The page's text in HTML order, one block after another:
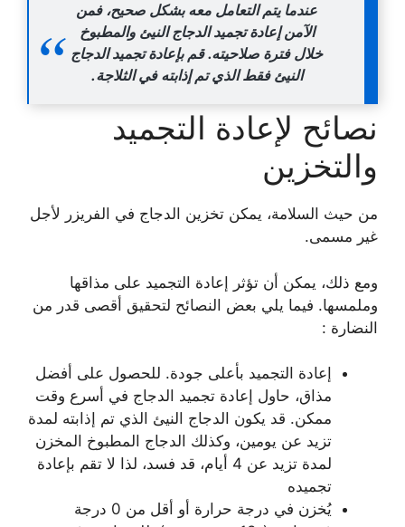
عندما يتم التعامل معه بشكل صحيح، فمن
الآمن إعادة تجميد الدجاج النيئ والمطبوخ
خلال فترة صلاحيته. قم بإعادة تجميد الدجاج
النيئ فقط الذي تم إذابته في الثلاجة.
نصائح لإعادة التجميد
والتخزين
من حيث السلامة، يمكن تخزين الدجاج في الفريزر لأجل
غير مسمى.
ومع ذلك، يمكن أن تؤثر إعادة التجميد على مذاقها
وملمسها. فيما يلي بعض النصائح لتحقيق أقصى قدر من
النضارة :
إعادة التجميد بأعلى جودة. للحصول على أفضل
مذاق، حاول إعادة تجميد الدجاج في أسرع وقت
ممكن. قد يكون الدجاج النيئ الذي تم إذابته لمدة
تزيد عن يومين، وكذلك الدجاج المطبوخ المخزن
لمدة تزيد عن 4 أيام، قد فسد، لذا لا تقم بإعادة
تجميده
يُخزن في درجة حرارة أو أقل من 0 درجة